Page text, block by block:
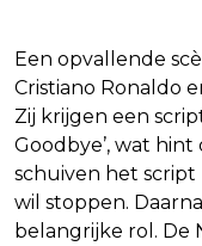
Een opvallende
Cristiano Ronaldo
Zij krijgen een
Goodbye’, wat
schuiven het script
wil stoppen.
belangrijke rol. De